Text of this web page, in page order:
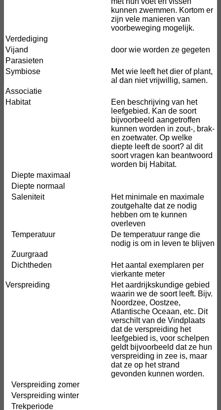
kunnen zwemmen. Kortom er
zijn vele manieren van
voorbeweging mogelijk.
Verdediging
Vijand
door wie worden ze gegeten
Parasieten
Symbiose
Met wie leeft het dier of plant,
al dan niet vrijwillig, samen.
Associatie
Habitat
Een beschrijving van het
leefgebied. Kan de soort
bijvoorbeeld aangetroffen
kunnen worden in zout-, brak-
en zoetwater. Op welke
diepte leeft de soort? al dit
soort vragen kan beantwoord
worden bij Habitat.
Diepte maximaal
Diepte normaal
Saleniteit
Het minimale en maximale
zoutgehalte dat ze nodig
hebben om te kunnen
overleven
Temperatuur
De temperatuur range die
nodig is om in leven te blijven
Zuurgraad
Dichtheden
Het aantal exemplaren per
vierkante meter
Verspreiding
Het aardrijkskundige gebied
waarin we de soort leeft. Bijv.
Noordzee, Oostzee,
Atlantische Oceaan, etc. Dit
verschilt van de Vindplaats
dat de verspreiding het
leefgebied is, voor schelpen
geldt bijvoorbeeld dat ze hun
verspreiding in zee is, maar
dat ze op het strand
gevonden kunnen worden.
Verspreiding zomer
Verspreiding winter
Trekperiode